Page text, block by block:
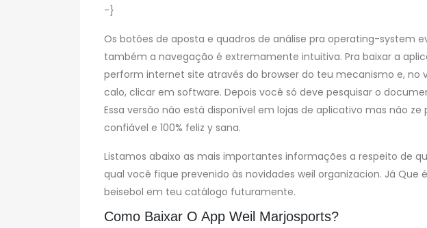
-}
Os botões de aposta e quadros de análise pra operating-system
também a navegação é extremamente intuitiva. Pra baixar a
perform internet site através do browser do teu mecanismo e, no
calo, clicar em software. Depois você só deve pesquisar o
Essa versão não está disponível em lojas de aplicativo mas não
confiável e 100% feliz y sana.
Listamos abaixo as mais importantes informações a respeito de
qual você fique prevenido às novidades weil organizacion. Já Que
beisebol em teu catálogo futuramente.
Como Baixar O App Weil Marjosports?